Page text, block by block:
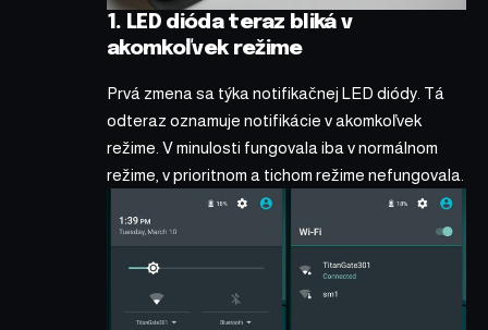
1. LED dióda teraz bliká v
akomkoľvek režime
Prvá zmena sa týka notifikačnej LED diódy. Tá
odteraz oznamuje notifikácie v akomkoľvek
režime. V minulosti fungovala iba v normálnom
režime, v prioritnom a tichom režime nefungovala.